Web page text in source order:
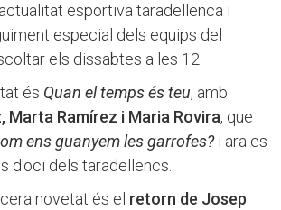
esportiva taradellenca i
especial dels equips del
els dissabtes a les 12.
és Quan el temps és teu, amb
Marta Ramírez i Maria Rovira, que
ens guanyem les garrofes?i ara es
d'oci dels taradellencs.
novetat és el retorn de Josep